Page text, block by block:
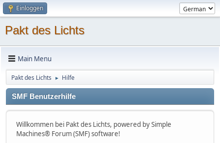
Einloggen
Pakt des Lichts
Main Menu
Pakt des Lichts ► Hilfe
SMF Benutzerhilfe
Willkommen bei Pakt des Lichts, powered by Simple
Machines® Forum (SMF) software!